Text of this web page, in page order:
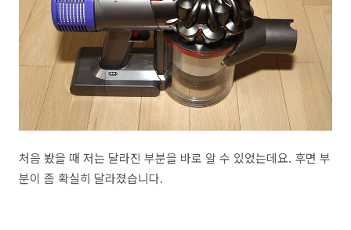
처음 봤을 때 저는 달라진 부분을 바로 알 수 있었는데요. 후면 부
분이 좀 확실히 달라졌습니다.